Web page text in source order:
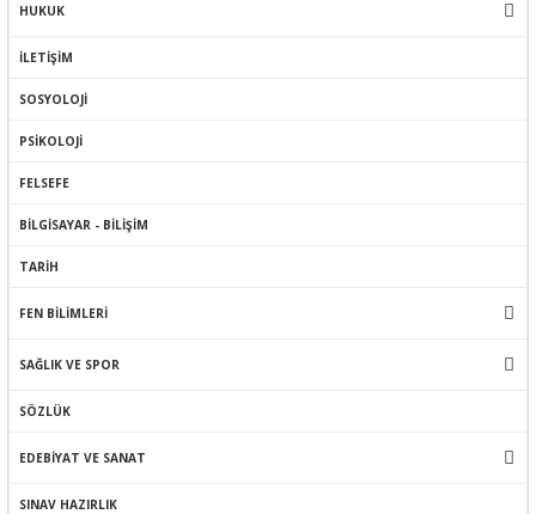
HUKUK
İLETİŞİM
SOSYOLOJİ
PSİKOLOJİ
FELSEFE
BİLGİSAYAR - BİLİŞİM
TARİH
FEN BİLİMLERİ
SAĞLIK VE SPOR
SÖZLÜK
EDEBİYAT VE SANAT
SINAV HAZIRLIK